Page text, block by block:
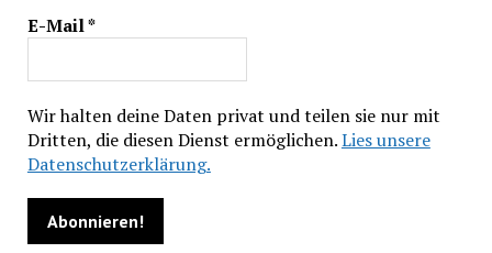
E-Mail*
Wir halten deine Daten privat und teilen sie nur mit
Dritten, die diesen Dienst ermöglichen.Lies unsere
Datenschutzerklärung.